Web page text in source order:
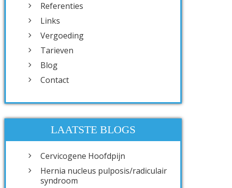
Referenties
Links
Vergoeding
Tarieven
Blog
Contact
LAATSTE BLOGS
Cervicogene Hoofdpijn
Hernia nucleus pulposis/radiculair
syndroom